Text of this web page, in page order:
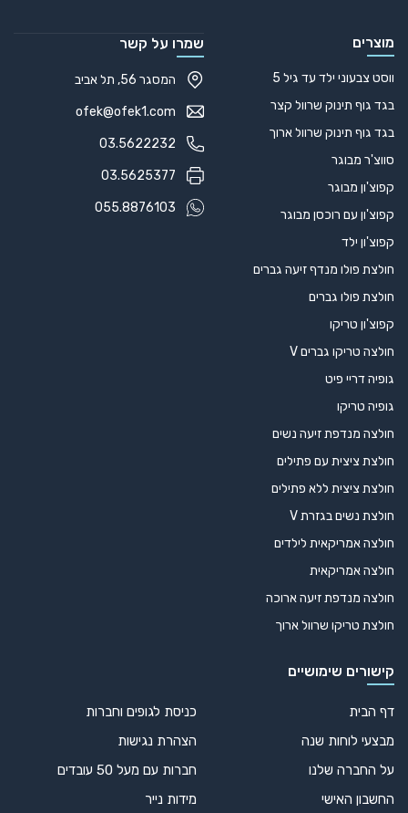
מוצרים
ווסט צבעוני ילד עד גיל 5
בגד גוף תינוק שרוול קצר
בגד גוף תינוק שרוול ארוך
סווצ'ר מבוגר
קפוצ'ון מבוגר
קפוצ'ון עם רוכסן מבוגר
קפוצ'ון ילד
חולצת פולו מנדף זיעה גברים
חולצת פולו גברים
קפוצ'ון טריקו
חולצה טריקו גברים V
גופיה דריי פיט
גופיה טריקו
חולצה מנדפת זיעה נשים
חולצת ציצית עם פתילים
חולצת ציצית ללא פתילים
חולצת נשים בגזרת V
חולצה אמריקאית לילדים
חולצה אמריקאית
חולצה מנדפת זיעה ארוכה
חולצת טריקו שרוול ארוך
קישורים שימושיים
דף הבית
מבצעי לוחות שנה
על החברה שלנו
החשבון האישי
כניסת לגופים וחברות
הצהרת נגישות
חברות עם מעל 50 עובדים
מידות נייר
שמרו על קשר
המסגר 56, תל אביב
ofek@ofek1.com
03.5622232
03.5625377
055.8876103